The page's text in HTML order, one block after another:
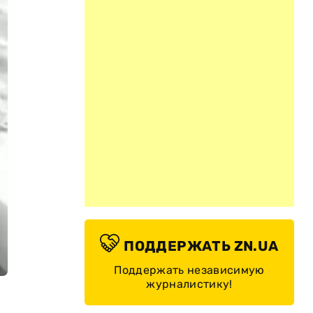
ПОДДЕРЖАТЬ ZN.UA
Поддержать независимую
журналистику!